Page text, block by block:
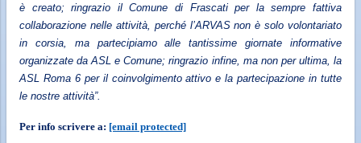
è creato; ringrazio il Comune di Frascati per la sempre fattiva
collaborazione nelle attività, perché l’ARVAS non è solo volontariato
in corsia, ma partecipiamo alle tantissime giornate informative
organizzate da ASL e Comune; ringrazio infine, ma non per ultima, la
ASL Roma 6 per il coinvolgimento attivo e la partecipazione in tutte
le nostre attività”.
Per info scrivere a: [email protected]